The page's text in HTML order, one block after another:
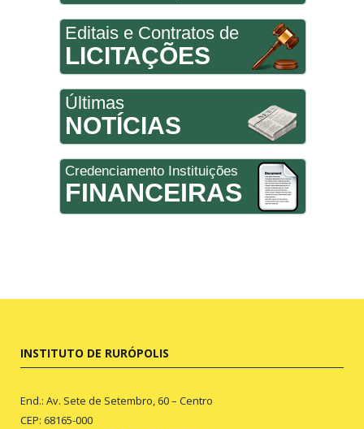
Editais e Contratos de
LICITAÇÕES
Últimas
NOTÍCIAS
Credenciamento Instituições
FINANCEIRAS
INSTITUTO DE RURÓPOLIS
End.: Av. Sete de Setembro, 60 – Centro
CEP: 68165-000